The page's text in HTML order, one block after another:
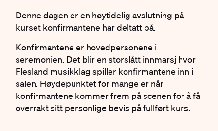
Denne dagen er en høytidelig avslutning på
kurset konfirmantene har deltatt på.
Konfirmantene er hovedpersonene i
seremonien. Det blir en storslått innmarsj hvor
Flesland musikklag spiller konfirmantene inn i
salen. Høydepunktet for mange er når
konfirmantene kommer frem på scenen for å få
overrakt sitt personlige bevis på fullført kurs.